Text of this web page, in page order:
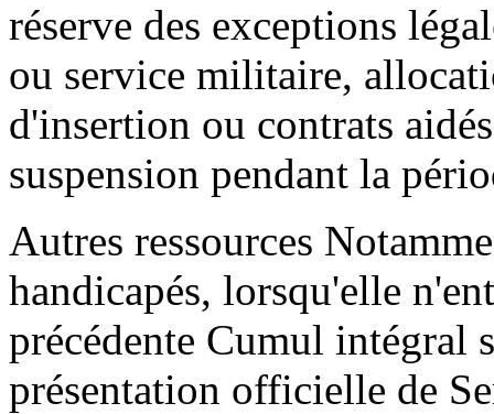
réserve des exceptions
ou service militaire,
d'insertion ou contrats
suspension pendant la
Autres ressources
handicapés, lorsqu'elle
précédente Cumul intégral
présentation officielle de